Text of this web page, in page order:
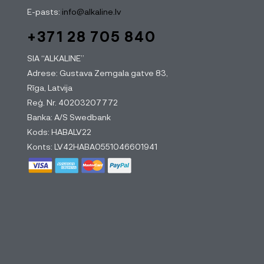
E-pasts: info@alkaline.lv
+371 28 705 840
SIA “ALKALINE”
Adrese: Gustava Zemgala gatve 83,
Rīga, Latvija
Reģ. Nr. 40203207772
Banka: A/S Swedbank
Kods: HABALV22
Konts: LV42HABA0551046601941